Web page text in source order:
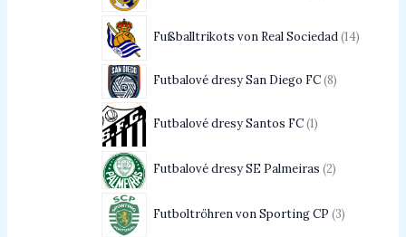
Fußballtrikots von Real Sociedad 14
Futbalové dresy San Diego FC 8
Futbalové dresy Santos FC 1
Futbalové dresy SE Palmeiras 2
Futboltröhren von Sporting CP 3